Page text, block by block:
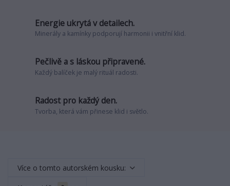
Energie ukrytá v detailech.
Minerály a kamínky podporují harmonii i vnitřní klid.
Pečlivě a s láskou připravené.
Každý balíček je malý rituál radosti.
Radost pro každý den.
Tvorba, která vám přinese klid i světlo.
Více o tomto autorském kousku: